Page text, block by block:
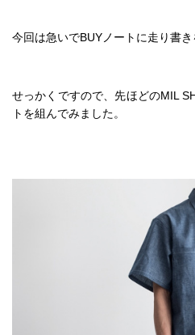
今回は急いでBUYノートに走り書き
せっかくですので、先ほどのMIL
トを組んでみました。